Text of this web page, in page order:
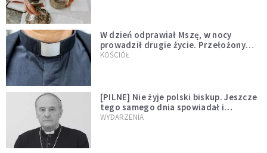
W dzień odprawiał Mszę, w nocy
prowadził drugie życie. Przełożony
kazał mu opuścić zakon
KOŚCIÓŁ
[PILNE] Nie żyje polski biskup. Jeszcze
tego samego dnia spowiadał i
sprawował Mszę świętą
WYDARZENIA